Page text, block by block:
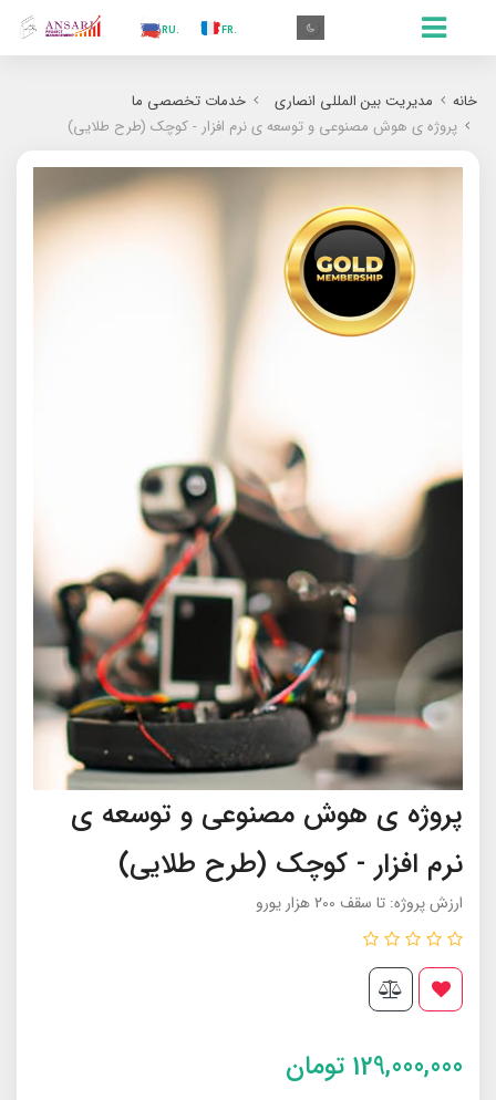
.RU
.ES
.IN
خانه مدیریت بین المللی انصاری
خدمات تخصصی ما
پروژه ی هوش مصنوعی و توسعه ی نرم افزار - کوچک (طرح طلایی)
پروژه ی هوش مصنوعی و توسعه ی
نرم افزار - کوچک (طرح طلایی)
ارزش پروژه: تا سقف 200 هزار یورو
129,000,000 تومان